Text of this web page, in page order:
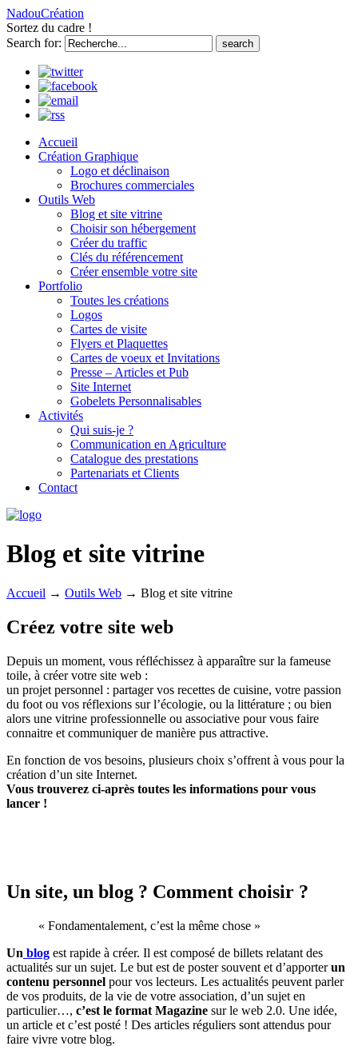
NadouCréation
Sortez du cadre !
Search for:
Accueil
Création Graphique
Logo et déclinaison
Brochures commerciales
Outils Web
Blog et site vitrine
Choisir son hébergement
Créer du traffic
Clés du référencement
Créer ensemble votre site
Portfolio
Toutes les créations
Logos
Cartes de visite
Flyers et Plaquettes
Cartes de voeux et Invitations
Presse – Articles et Pub
Site Internet
Gobelets Personnalisables
Activités
Qui suis-je ?
Communication en Agriculture
Catalogue des prestations
Partenariats et Clients
Contact
Blog et site vitrine
Accueil → Outils Web → Blog et site vitrine
Créez votre site web
Depuis un moment, vous réfléchissez à apparaître sur la fameuse
toile, à créer votre site web :
un projet personnel : partager vos recettes de cuisine, votre passion
du foot ou vos réflexions sur l’écologie, ou la littérature ; ou bien
alors une vitrine professionnelle ou associative pour vous faire
connaitre et communiquer de manière pus attractive.
En fonction de vos besoins, plusieurs choix s’offrent à vous pour la
création d’un site Internet.
Vous trouverez ci-après toutes les informations pour vous
lancer !
Un site, un blog ? Comment choisir ?
« Fondamentalement, c’est la même chose »
Un blog est rapide à créer. Il est composé de billets relatant des
actualités sur un sujet. Le but est de poster souvent et d’apporterun
contenu personnel pour vos lecteurs. Les actualités peuvent parler
de vos produits, de la vie de votre association, d’un sujet en
particulier…, c’est le format Magazine sur le web 2.0. Une idée,
un article et c’est posté ! Des articles réguliers sont attendus pour
faire vivre votre blog.